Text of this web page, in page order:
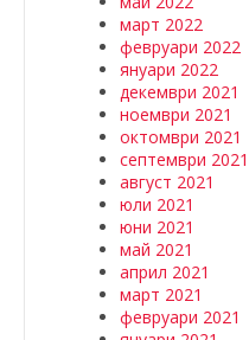
март 2022
февруари 2022
януари 2022
декември 2021
ноември 2021
октомври 2021
септември 2021
август 2021
юли 2021
юни 2021
май 2021
април 2021
март 2021
февруари 2021